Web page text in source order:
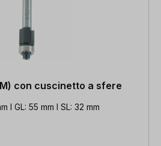
con cuscinetto a sfere
l GL: 55 mm l SL: 32 mm